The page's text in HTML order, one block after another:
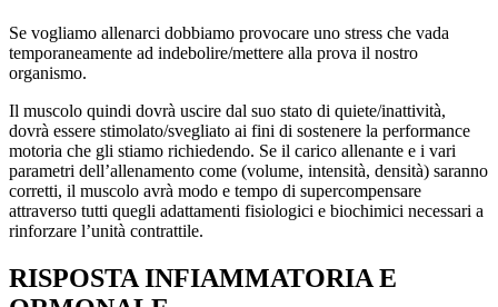
Se vogliamo allenarci dobbiamo provocare uno stress che vada
temporaneamente ad indebolire/mettere alla prova il nostro
organismo.
Il muscolo quindi dovrà uscire dal suo stato di quiete/inattività,
dovrà essere stimolato/svegliato ai fini di sostenere la performance
motoria che gli stiamo richiedendo. Se il carico allenante e i vari
parametri dell’allenamento come (volume, intensità, densità) saranno
corretti, il muscolo avrà modo e tempo di supercompensare
attraverso tutti quegli adattamenti fisiologici e biochimici necessari a
rinforzare l’unità contrattile.
RISPOSTA INFIAMMATORIA E